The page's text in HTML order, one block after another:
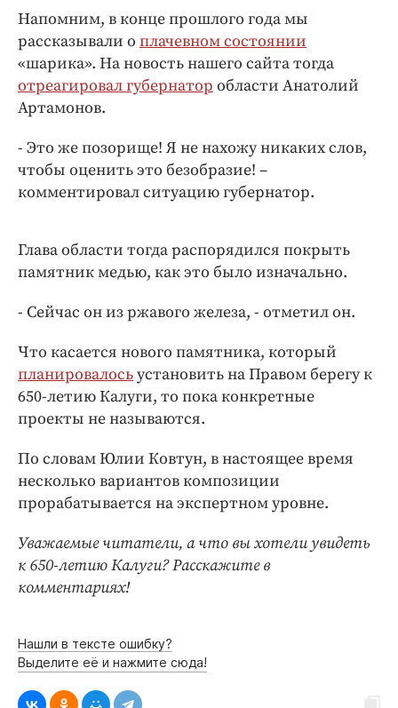
Работодатель года
Напомним, в конце прошлого года мы
рассказывали о плачевном состоянии
«шарика». На новость нашего сайта тогда
отреагировал губернатор области Анатолий
Артамонов.
- Это же позорище! Я не нахожу никаких слов,
чтобы оценить это безобразие! –
комментировал ситуацию губернатор.
Глава области тогда распорядился покрыть
памятник медью, как это было изначально.
- Сейчас он из ржавого железа, - отметил он.
Что касается нового памятника, который
планировалосьустановить на Правом берегу к
650-летию Калуги, то пока конкретные
проекты не называются.
По словам Юлии Ковтун, в настоящее время
несколько вариантов композиции
прорабатывается на экспертном уровне.
Уважаемые читатели, а что вы хотели увидеть
к 650-летию Калуги? Расскажите в
комментариях!
Нашли в тексте ошибку?
Выделите её и нажмите сюда!